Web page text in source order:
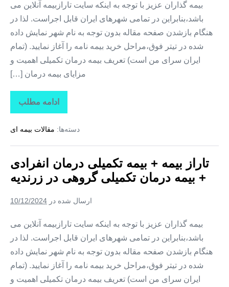
بیمه گذاران عزیز با توجه به اینکه سایت تارازبیمه آنلاین می
باشد،بنابراین در تمامی شهرهای ایران قابل اجراست. لذا در
هنگام بازشدن صفحه مقاله بدون توجه به نام شهر نمایش داده
شده در تیتر فوق،مراحل خرید بیمه نامه را آغاز نمایید. (تمام
ایران سرای من است) تعریف بیمه درمان تکمیلی اهمیت و
مزایای بیمه درمان […]
ادامه مطلب
تاراز
بیمه
بیمه
درمان
+
بیمه
درمان
تکمیلی
در
دسته‌ها: مقالات بیمه ای
تاراز بیمه + بیمه تکمیلی درمان انفرادی
+ بیمه درمان تکمیلی گروهی در زرندیه
ارسال شده در 10/12/2024
بیمه گذاران عزیز با توجه به اینکه سایت تارازبیمه آنلاین می
باشد،بنابراین در تمامی شهرهای ایران قابل اجراست. لذا در
هنگام بازشدن صفحه مقاله بدون توجه به نام شهر نمایش داده
شده در تیتر فوق،مراحل خرید بیمه نامه را آغاز نمایید. (تمام
ایران سرای من است) تعریف بیمه درمان تکمیلی اهمیت و